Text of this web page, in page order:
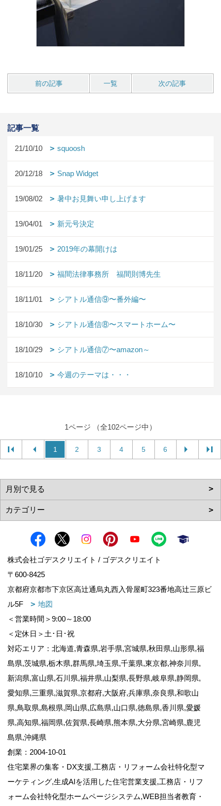
前の記事 一覧 次の記事
記事一覧
21/10/10 squoosh
20/12/18 Snap Widget
19/08/02 暑中お見舞い申し上げます
19/04/01 新元号決定
19/01/25 2019年の幕開けは
18/11/20 福間法律事務所 福間則博先生
18/11/01 シアトル通信⑨〜番外編〜
18/10/30 シアトル通信⑧〜スマートホーム〜
18/10/29 シアトル通信⑦〜amazon～
18/10/10 今週のテーマは・・・
1ページ （全102ページ中）
1 2 3 4 5 6
株式会社ゴデスクリエイト / ゴデスクリエイト
〒600-8425
京都府京都市下京区高辻通烏丸西入骨屋町323番地高辻三原ビ
ル5F
地図
＜営業時間＞9:00～18:00
＜定休日＞土･日･祝
対応エリア：北海道,青森県,岩手県,宮城県,秋田県,山形県,福
島県,茨城県,栃木県,群馬県,埼玉県,千葉県,東京都,神奈川県,
新潟県,富山県,石川県,福井県,山梨県,長野県,岐阜県,静岡県,
愛知県,三重県,滋賀県,京都府,大阪府,兵庫県,奈良県,和歌山
県,鳥取県,島根県,岡山県,広島県,山口県,徳島県,香川県,愛媛
県,高知県,福岡県,佐賀県,長崎県,熊本県,大分県,宮崎県,鹿児
島県,沖縄県
創業：2004-10-01
住宅業界の集客・DX支援,工務店・リフォーム会社特化型マ
ーケティング,生成AIを活用した住宅営業支援,工務店・リフ
ォーム会社特化型ホームページシステム,WEB担当者教育・